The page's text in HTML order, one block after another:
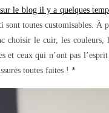
le blog il y a quelques
sont toutes customisables. À
choisir le cuir, les couleurs,
et ceux qui n’ont pas
toutes faites ! *